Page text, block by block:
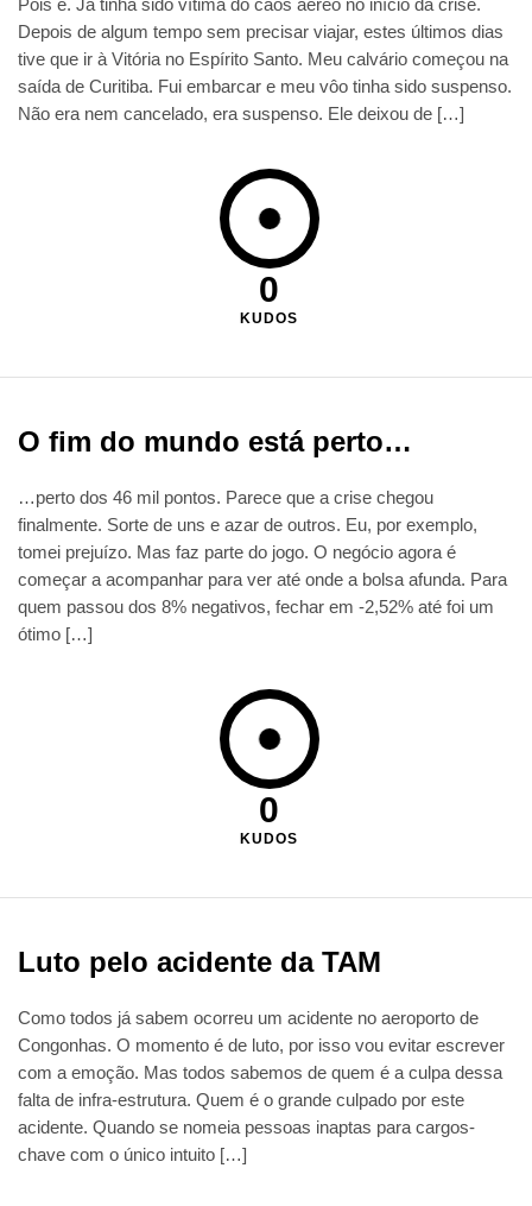
Pois é. Já tinha sido vítima do caos aéreo no início da crise.
Depois de algum tempo sem precisar viajar, estes últimos dias
tive que ir à Vitória no Espírito Santo. Meu calvário começou na
saída de Curitiba. Fui embarcar e meu vôo tinha sido suspenso.
Não era nem cancelado, era suspenso. Ele deixou de […]
0
KUDOS
O fim do mundo está perto…
…perto dos 46 mil pontos. Parece que a crise chegou
finalmente. Sorte de uns e azar de outros. Eu, por exemplo,
tomei prejuízo. Mas faz parte do jogo. O negócio agora é
começar a acompanhar para ver até onde a bolsa afunda. Para
quem passou dos 8% negativos, fechar em -2,52% até foi um
ótimo […]
0
KUDOS
Luto pelo acidente da TAM
Como todos já sabem ocorreu um acidente no aeroporto de
Congonhas. O momento é de luto, por isso vou evitar escrever
com a emoção. Mas todos sabemos de quem é a culpa dessa
falta de infra-estrutura. Quem é o grande culpado por este
acidente. Quando se nomeia pessoas inaptas para cargos-
chave com o único intuito […]